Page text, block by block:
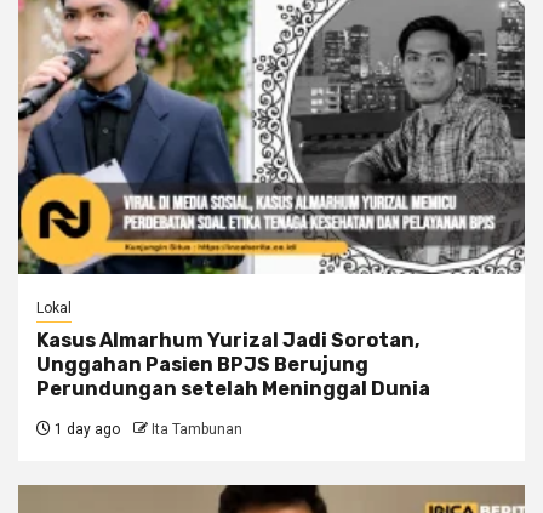
Lokal
Kasus Almarhum Yurizal Jadi Sorotan,
Unggahan Pasien BPJS Berujung
Perundungan setelah Meninggal Dunia
1 day ago Ita Tambunan